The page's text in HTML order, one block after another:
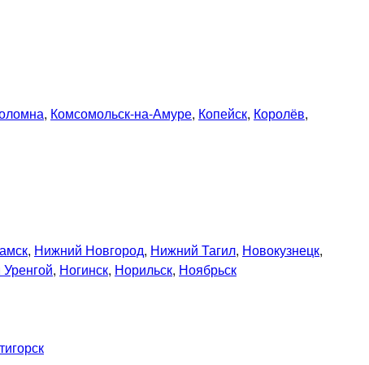
, Комсомольск-на-Амуре, Копейск, Королёв,
, Нижний Новгород, Нижний Тагил, Новокузнецк,
, Ногинск, Норильск, Ноябрьск